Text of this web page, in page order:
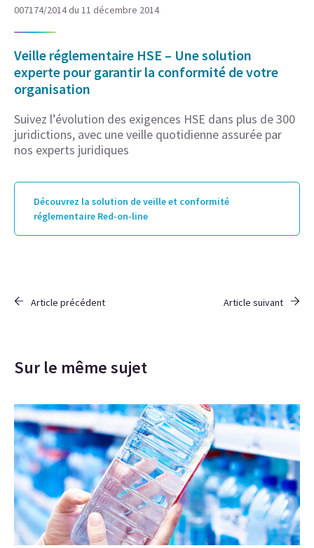
007174/2014 du 11 décembre 2014
Veille réglementaire HSE – Une solution
experte pour garantir la conformité de votre
organisation
Suivez l’évolution des exigences HSE dans plus de 300
juridictions, avec une veille quotidienne assurée par
nos experts juridiques
Découvrez la solution de veille et conformité
réglementaire Red-on-line
Article précédent Article suivant
Sur le même sujet